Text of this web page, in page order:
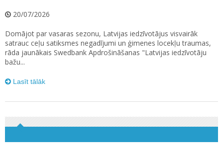
20/07/2026
Domājot par vasaras sezonu, Latvijas iedzīvotājus visvairāk
satrauc ceļu satiksmes negadījumi un ģimenes locekļu traumas,
rāda jaunākais Swedbank Apdrošināšanas "Latvijas iedzīvotāju
bažu...
Lasīt tālāk